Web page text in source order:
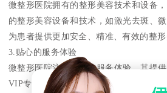
微整形医院拥有的整形美容技术和设备
的整形美容设备和技术，如激光去斑、
为患者提供更加安全、精准、有效的整形
3.贴心的服务体验
微整形医院注重患者的服务体验，其提
VIP专属通道、私人休息室、专业术后